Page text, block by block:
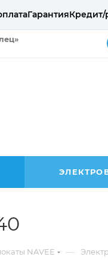
ГарантияКредит/
NAVEE —